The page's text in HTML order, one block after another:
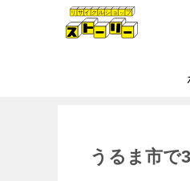
うるま市で